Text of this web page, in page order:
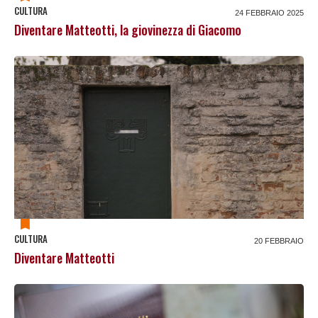
CULTURA 24 FEBBRAIO 2025
Diventare Matteotti, la giovinezza di Giacomo
CULTURA 20 FEBBRAIO
Diventare Matteotti